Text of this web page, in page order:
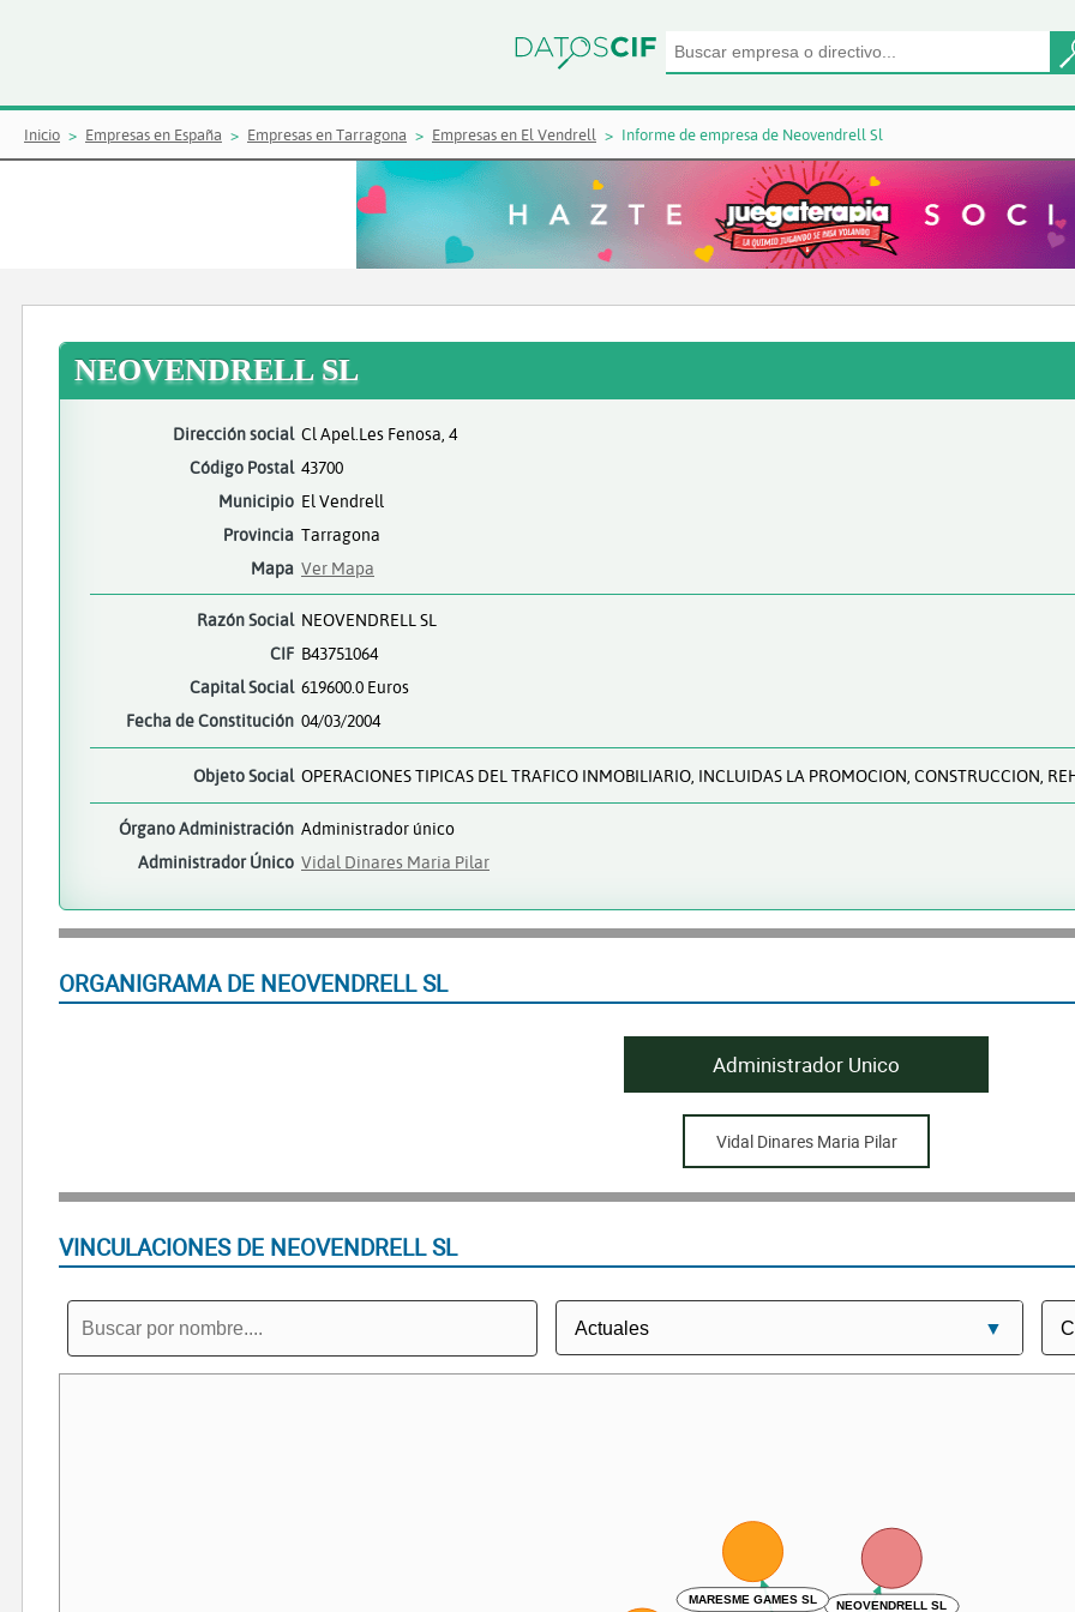
Inicio Empresas en España Empresas en Tarragona Empresas en El Vendrell Informe de empresa de Neovendrell Sl
NEOVENDRELL SL
Dirección social Cl Apel.Les Fenosa, 4
Código Postal 43700
Municipio El Vendrell
Provincia Tarragona
Mapa Ver Mapa
Razón Social NEOVENDRELL SL
CIF B43751064
Capital Social 619600.0 Euros
Fecha de Constitución 04/03/2004
Objeto Social OPERACIONES TIPICAS DEL TRAFICO INMOBILIARIO, INCLUIDAS LA PROMOCION, CONSTRUCCION,
Órgano Administración Administrador único
Administrador Único Vidal Dinares Maria Pilar
ORGANIGRAMA DE NEOVENDRELL SL
Administrador Unico
Vidal Dinares Maria Pilar
VINCULACIONES DE NEOVENDRELL SL
NEOVENDRELL SL
MARESME GAMES SL